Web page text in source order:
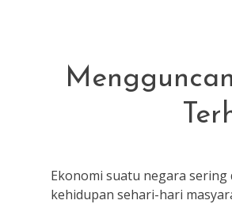
Ekonomi suatu negara
kehidupan sehari-hari